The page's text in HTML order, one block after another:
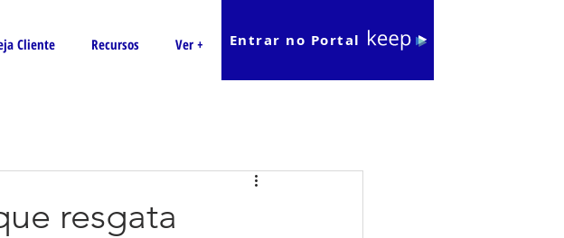
Cliente Recursos Ver + Entrar no Portal
resgata